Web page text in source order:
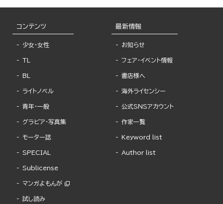
コンテンツ
少女・女性
TL
BL
ライトノベル
青年・一般
グラビア・写真集
モーター誌
SPECIAL
Sublicense
マンガよもんが
試し読み
最新情報
お知らせ
フェア・イベント情報
書店様へ
海外ライセンシー
公式SNSアカウント
作家一覧
Keyword list
Author list